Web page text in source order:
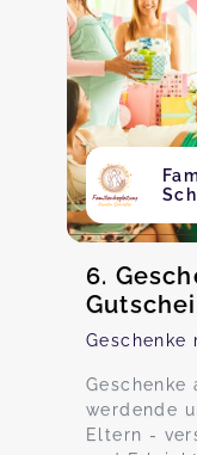
6.
Geschenke
Geschenke
werdende
Eltern -